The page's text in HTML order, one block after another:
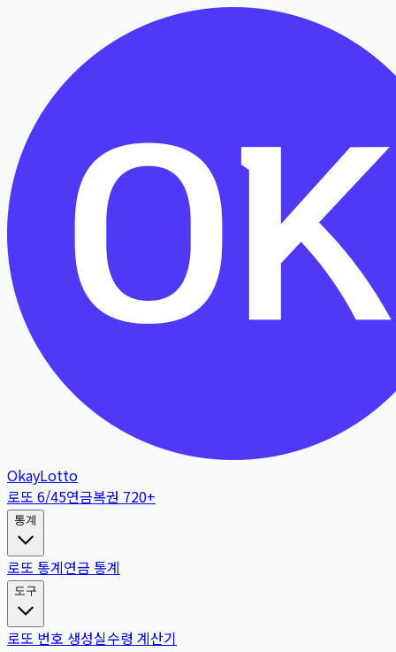
OkayLotto
로또 6/45연금복권 720+
통계
로또 통계연금 통계
도구
로또 번호 생성실수령 계산기